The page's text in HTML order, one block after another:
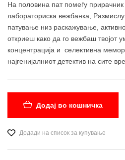
На половина пат помеѓу прирачник
лабораториска вежбанка,
патување низ раскажување,
откриеш како да го вежбаш твојот
концентрација и селективна
најгенијалниот детектив на сите
Додај во кошничка
Додади на список за купување